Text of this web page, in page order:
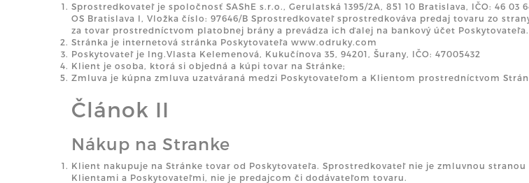
Sprostredkovateľ je spoločnosť SAShE s.r.o., Gerulatská 1395/2A, 851 10 Bratislava, IČO: 46 03
OS Bratislava I, Vložka číslo: 97646/B Sprostredkovateľ sprostredkováva predaj tovaru zo
za tovar prostredníctvom platobnej brány a prevádza ich ďalej na bankový účet Poskytovateľa.
Stránka je internetová stránka Poskytovateľa www.odruky.com
Poskytovateľ je Ing.Vlasta Kelemenová, Kukučínova 35, 94201, Šurany, IČO: 47005432
Klient je osoba, ktorá si objedná a kúpi tovar na Stránke;
Zmluva je kúpna zmluva uzatváraná medzi Poskytovateľom a Klientom prostredníctvom
Článok II
Nákup na Stranke
Klient nakupuje na Stránke tovar od Poskytovateľa. Sprostredkovateľ nie je zmluvnou
Klientami a Poskytovateľmi, nie je predajcom či dodávateľom tovaru.